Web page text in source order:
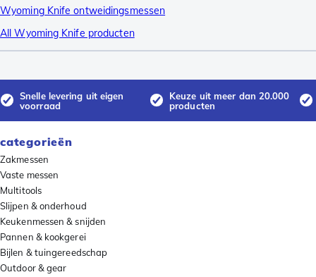
Wyoming Knife ontweidingsmessen
All Wyoming Knife producten
Snelle levering uit eigen
voorraad
Keuze uit meer dan 20.000
producten
categorieën
Zakmessen
Vaste messen
Multitools
Slijpen & onderhoud
Keukenmessen & snijden
Pannen & kookgerei
Bijlen & tuingereedschap
Outdoor & gear